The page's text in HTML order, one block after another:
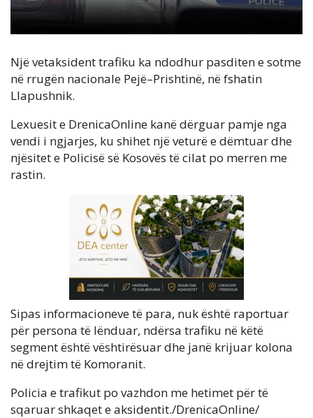
Një vetaksident trafiku ka ndodhur pasditen e sotme
në rrugën nacionale Pejë–Prishtinë, në fshatin
Llapushnik.
Lexuesit e DrenicaOnline kanë dërguar pamje nga
vendi i ngjarjes, ku shihet një veturë e dëmtuar dhe
njësitet e Policisë së Kosovës të cilat po merren me
rastin.
Sipas informacioneve të para, nuk është raportuar
për persona të lënduar, ndërsa trafiku në këtë
segment është vështirësuar dhe janë krijuar kolona
në drejtim të Komoranit.
Policia e trafikut po vazhdon me hetimet për të
sqaruar shkaqet e aksidentit./DrenicaOnline/